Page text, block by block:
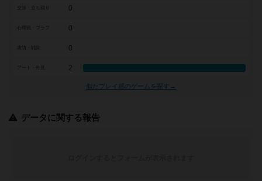
0
0
0
アート・外見 2
似たプレイ感のゲームを探す→
データに関する報告